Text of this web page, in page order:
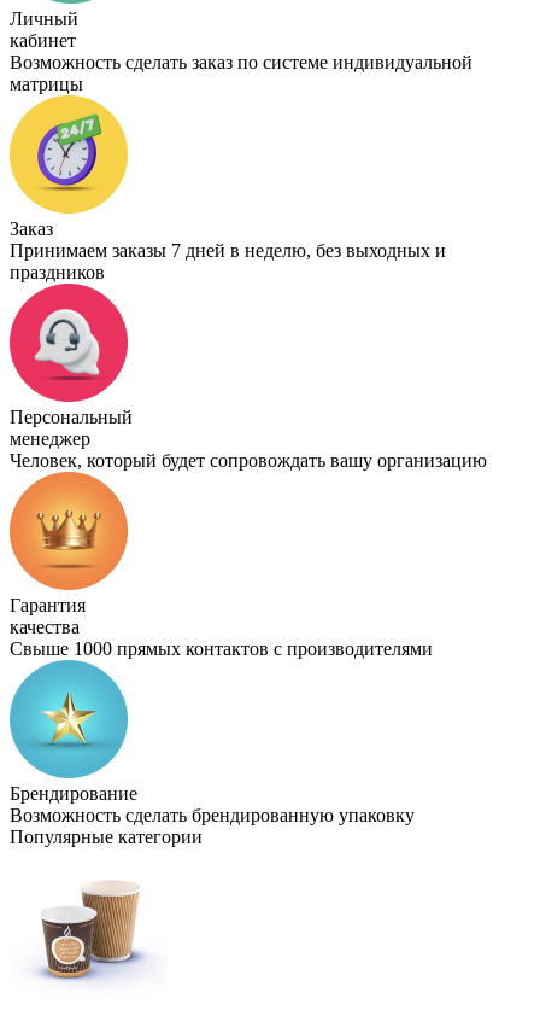
Личный
кабинет
Возможность сделать заказ по системе индивидуальной
матрицы
Заказ
Принимаем заказы 7 дней в неделю, без выходных и
праздников
Персональный
менеджер
Человек, который будет сопровождать вашу организацию
Гарантия
качества
Свыше 1000 прямых контактов с производителями
Брендирование
Возможность сделать брендированную упаковку
Популярные категории